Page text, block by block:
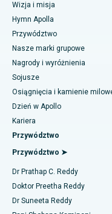
Znajdź pediatrię
Znajdź
Znajdź urologa
Znajdź diabetologa
Najlepszy ośrodek
Ćennaju
Najlepszy szpital w
Najlepszy szpital w
Najlepszy szpital w
Najlepszy szpital na
Najlepszy szpital w
Najlepszy szpital w
Najlepszy szpital przy
Najlepszy szpital w
Rękawowa resekcja
Operacja laserowa Lasik
Korekcja nosa
Liposukcja
Angiogram wieńcowy
Wymiana
Naprawa zastawki
Minimalnie inwazyjna
Ablacja cewnika
Wizja i misja
Hymn Apolla
Przywództwo
Nasze marki grupowe
Nagrody i wyróżnienia
Sojusze
Osiągnięcia i kamienie
Dzień w Apollo
Kariera
Przywództwo
Przywództwo ➤
Dr Prathap C. Reddy
Doktor Preetha Reddy
Dr Suneeta Reddy